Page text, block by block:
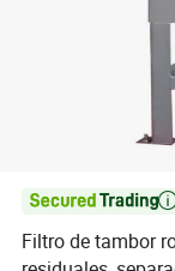
Filtro de tambor